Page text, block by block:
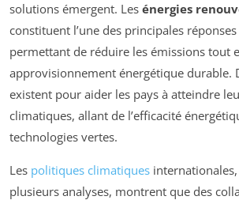
solutions émergent. Les énergies
constituent l’une des principales réponses
permettant de réduire les émissions tout
approvisionnement énergétique durable.
existent pour aider les pays à atteindre
climatiques, allant de l’efficacité
technologies vertes.
Les politiques climatiques
plusieurs analyses, montrent que des